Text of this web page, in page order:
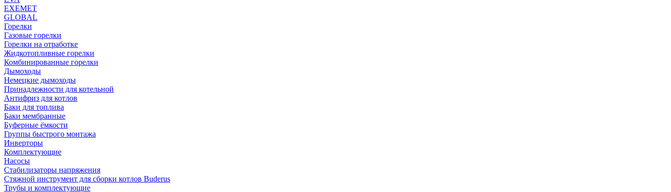
EXEMET
GLOBAL
Горелки
Газовые горелки
Горелки на отработке
Жидкотопливные горелки
Комбинированные горелки
Дымоходы
Немецкие дымоходы
Принадлежности для котельной
Антифриз для котлов
Баки для топлива
Баки мембранные
Буферные ёмкости
Группы быстрого монтажа
Инверторы
Комплектующие
Насосы
Стабилизаторы напряжения
Стяжной инструмент для сборки котлов Buderus
Трубы и комплектующие